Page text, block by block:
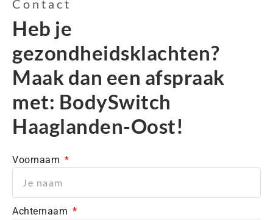
Contact
Heb je
gezondheidsklachten?
Maak dan een afspraak
met: BodySwitch
Haaglanden-Oost!
Voornaam
Achternaam